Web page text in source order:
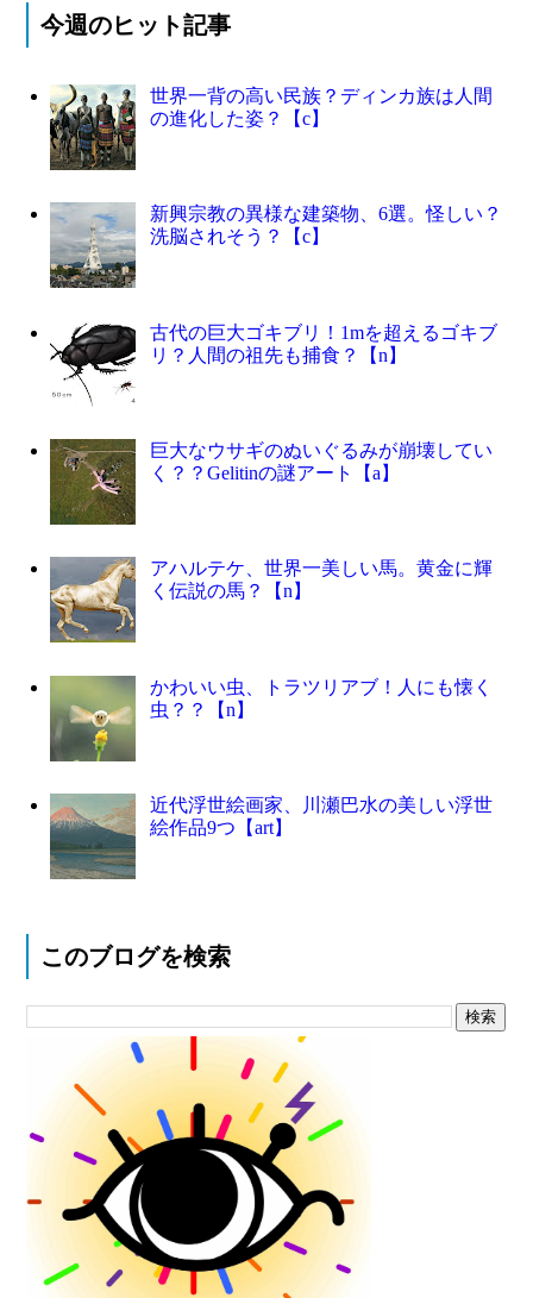
今週のヒット記事
世界一背の高い民族？ディンカ族は人間
の進化した姿？【c】
新興宗教の異様な建築物、6選。怪しい？
洗脳されそう？【c】
古代の巨大ゴキブリ！1mを超えるゴキブ
リ？人間の祖先も捕食？【n】
巨大なウサギのぬいぐるみが崩壊してい
く？？Gelitinの謎アート【a】
アハルテケ、世界一美しい馬。黄金に輝
く伝説の馬？【n】
かわいい虫、トラツリアブ！人にも懐く
虫？？【n】
近代浮世絵画家、川瀬巴水の美しい浮世
絵作品9つ【art】
このブログを検索